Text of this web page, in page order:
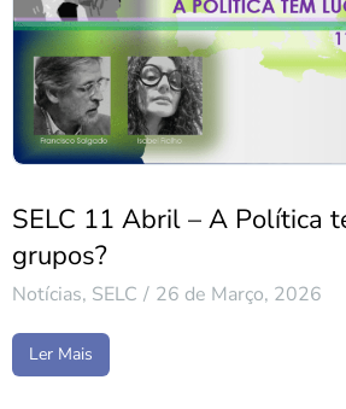
SELC 11 Abril – A Política
grupos?
Notícias, SELC 26 de Março, 2026
Ler Mais